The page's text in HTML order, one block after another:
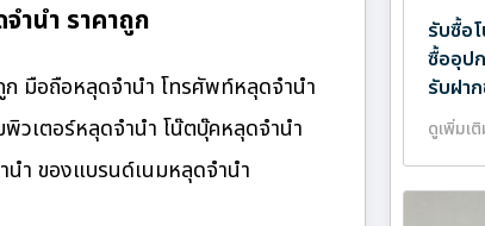
ำนำ ราคาถูก
ก มือถือหลุดจำนำ โทรศัพท์หลุดจำนำ
วเตอร์หลุดจำนำ โน๊ตบุ๊คหลุดจำนำ
นำ ของแบรนด์เนมหลุดจำนำ
รับซื้อ
ซื้ออุป
รับฝา
ดูเพิ่มเ